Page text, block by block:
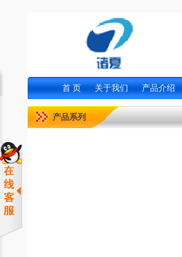
首 页 关于我们 产品介绍
产品系列